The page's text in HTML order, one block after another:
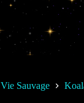
Vie Sauvage